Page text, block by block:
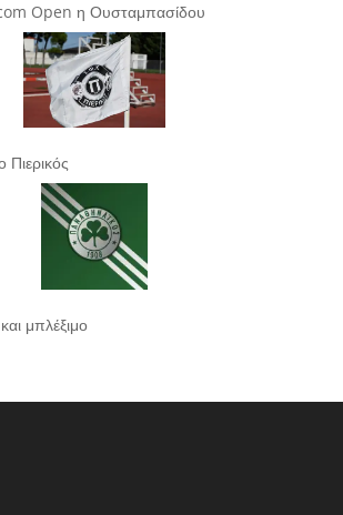
Open η Ουσταμπασίδου
μπλέξιμο